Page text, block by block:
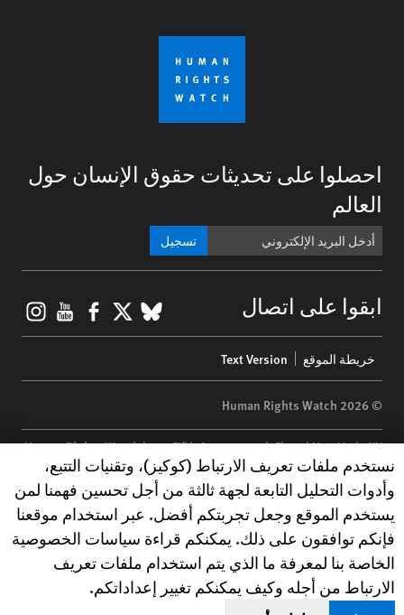
احصلوا على تحديثات حقوق الإنسان حول
العالم
تسجيل
ابقوا على اتصال BlueSky
X
menu
خريطة الموقع Text Version
© 2026 Human Rights Watch
Human Rights Watch| 350 Fifth Avenue, 34th Floor | New York,NY
10118-3299 USA|t 1.212.290.4700
Human Rights Watchis a 501(C)(3) nonprofit registered in the US
under EIN: 13-2875808
Human Rights Watch cookie preferences
نستخدم ملفات تعريف الارتباط (كوكيز)، وتقنيات التتبع،
وأدوات التحليل التابعة لجهة ثالثة من أجل تحسين فهمنا لمن
يستخدم الموقع وجعل تجربتكم أفضل. عبر استخدام موقعنا
فإنكم توافقون على ذلك. يمكنكم قراءة سياسات الخصوصية
الخاصة بنا لمعرفة ما الذي يتم استخدام ملفات تعريف
الارتباط من أجله وكيف يمكنكم تغيير إعداداتكم.